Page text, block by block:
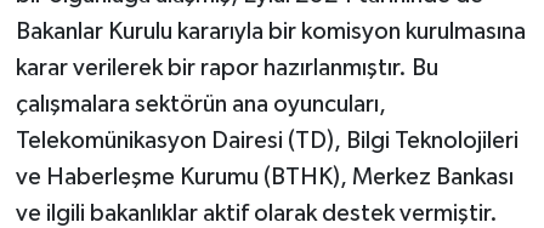
Bakanlar Kurulu kararıyla bir komisyon kurulmasına
karar verilerek bir rapor hazırlanmıştır. Bu
çalışmalara sektörün ana oyuncuları,
Telekomünikasyon Dairesi (TD), Bilgi Teknolojileri
ve Haberleşme Kurumu (BTHK), Merkez Bankası
ve ilgili bakanlıklar aktif olarak destek vermiştir.